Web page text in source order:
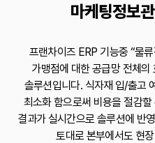
마케팅정보
프랜차이즈 ERP 기능중 “물
가맹점에 대한공급망 전체의
솔루션입니다. 식자재 입/출고
최소화 함으로써 비용을 절감
결과가 실시간으로 솔루션에 반
토대로 본부에서도 현